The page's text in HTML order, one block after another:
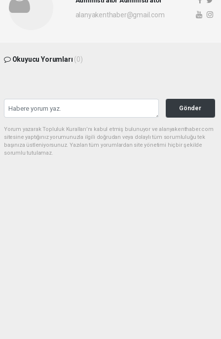
alanyakenthaber@gmail.com
Okuyucu Yorumları (0)
Gönder
Yorum yazarak Topluluk Kuralları’nı kabul etmiş bulunuyor ve alanyakenthaber.com
sitesine yaptığınız yorumunuzla ilgili doğrudan veya dolaylı tüm sorumluluğu tek
başınıza üstleniyorsunuz. Yazılan tüm yorumlardan site yönetimi hiçbir şekilde
sorumlu tutulamaz.